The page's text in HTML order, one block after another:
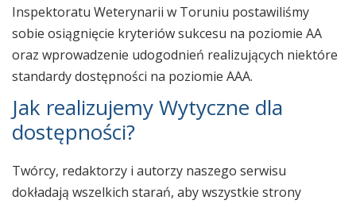
Inspektoratu Weterynarii w Toruniu postawiliśmy
sobie osiągnięcie kryteriów sukcesu na poziomie AA
oraz wprowadzenie udogodnień realizujących niektóre
standardy dostępności na poziomie AAA.
Jak realizujemy Wytyczne dla
dostępności?
Twórcy, redaktorzy i autorzy naszego serwisu
dokładają wszelkich starań, aby wszystkie strony